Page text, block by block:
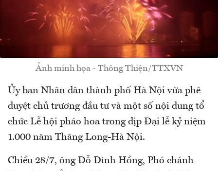
Ảnh minh họa - Thông Thiện/TTXVN
Ủy ban Nhân dân thành phố Hà Nội vừa phê
duyệt chủ trương đầu tư và một số nội dung tổ
chức Lễ hội pháo hoa trong dịp Đại lễ kỷ niệm
1.000 năm Thăng Long-Hà Nội.
Chiều 28/7, ông Đỗ Đình Hồng, Phó chánh